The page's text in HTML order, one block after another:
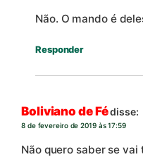
Não. O mando é
Responder
Boliviano de Fédisse:
8 de fevereiro de 2019 às 17:59
Não quero saber se